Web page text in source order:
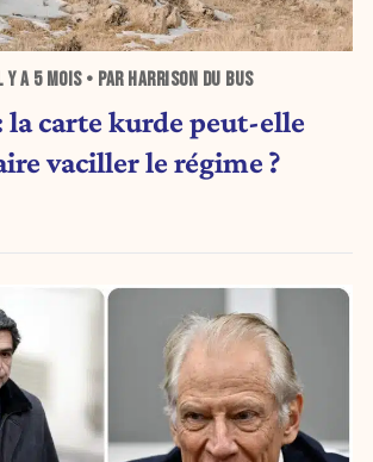
Y A 5 MOIS• PAR HARRISON DU BUS
la carte kurde peut-elle
vaciller le régime ?